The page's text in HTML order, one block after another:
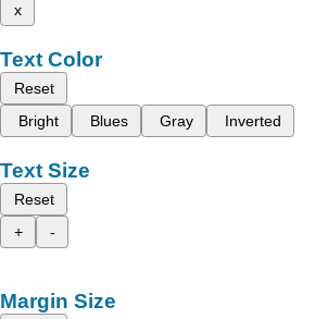
x
Text Color
Reset
Bright
Blues Gray Inverted
Text Size
Reset
+
-
Margin Size